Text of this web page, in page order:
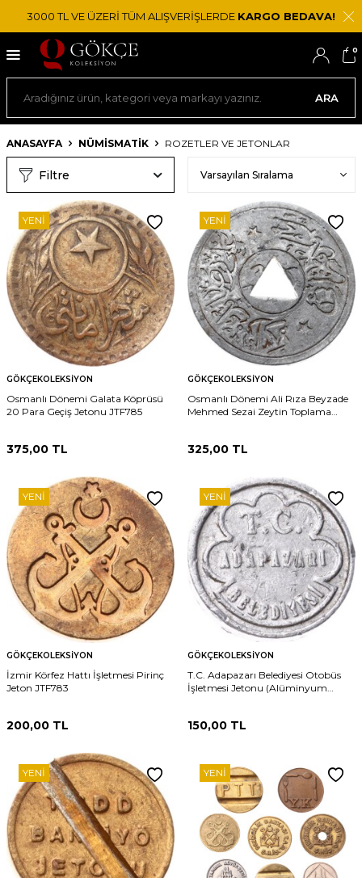
3000 TL VE ÜZERİ TÜM ALIŞVERİŞLERDE KARGO BEDAVA!
ARA
0
ANASAYFA NÜMİSMATİK ROZETLER VE JETONLAR
Filtre
YENI
GÖKÇEKOLEKSIYON
Osmanlı Dönemi Galata Köprüsü
20 Para Geçiş Jetonu JTF785
375,00 TL
YENI
GÖKÇEKOLEKSIYON
Osmanlı Dönemi Ali Rıza Beyzade
Mehmed Sezai Zeytin Toplama
325,00 TL
YENI
GÖKÇEKOLEKSIYON
İzmir Körfez Hattı İşletmesi Pirinç
Jeton JTF783
200,00 TL
YENI
GÖKÇEKOLEKSIYON
T.C. Adapazarı Belediyesi Otobüs
İşletmesi Jetonu (Alüminyum
150,00 TL
YENI YENI